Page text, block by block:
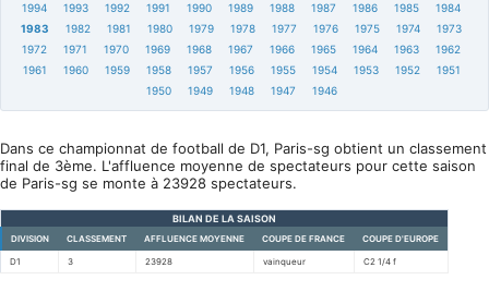
1994
1993 1992 1991 1990 1989 1988 1987 1986 1985
1984
1983
1982 1981 1980 1979 1978 1977 1976 1975 1974
1973
1972
1971 1970 1969 1968 1967 1966 1965 1964 1963
1962
1961
1960 1959 1958 1957 1956 1955 1954 1953 1952
1951
1950
1949 1948 1947 1946
Dans ce championnat de football de D1, Paris-sg obtient un classement
final de 3ème. L'affluence moyenne de spectateurs pour cette saison
de Paris-sg se monte à 23928 spectateurs.
BILAN DE LA SAISON
DIVISION CLASSEMENT AFFLUENCE MOYENNE COUPE DE FRANCE COUPE D'EUROPE
D1 3 23928 vainqueur C2 1/4 f